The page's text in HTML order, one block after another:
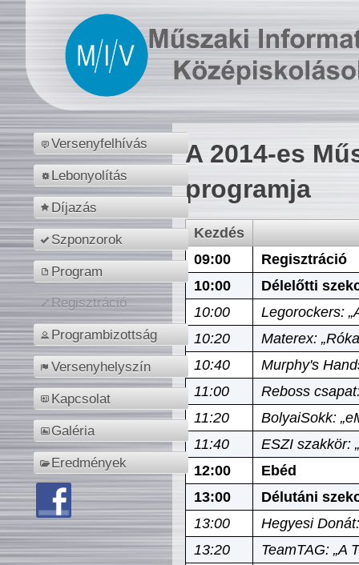
Versenyfelhívás
Lebonyolítás
Díjazás
Szponzorok
Program
Regisztráció
Programbizottság
Versenyhelyszín
Kapcsolat
Galéria
Eredmények
A 2014-es
programja
Kezdés
09:00
Regisztráció
10:00
Délelőtti
10:00
Legorockers:
10:20
Materex:
10:40
Murphy's
11:00
Reboss
11:20
BolyaiSokk:
11:40
ESZI szakkör:
12:00
Ebéd
13:00
Délutáni
13:00
Hegyesi
13:20
TeamTAG: „A